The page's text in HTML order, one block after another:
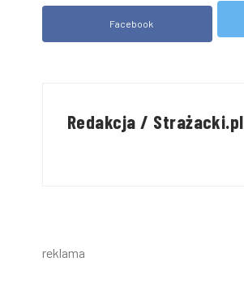
Facebook
Redakcja / Strażacki.pl
reklama